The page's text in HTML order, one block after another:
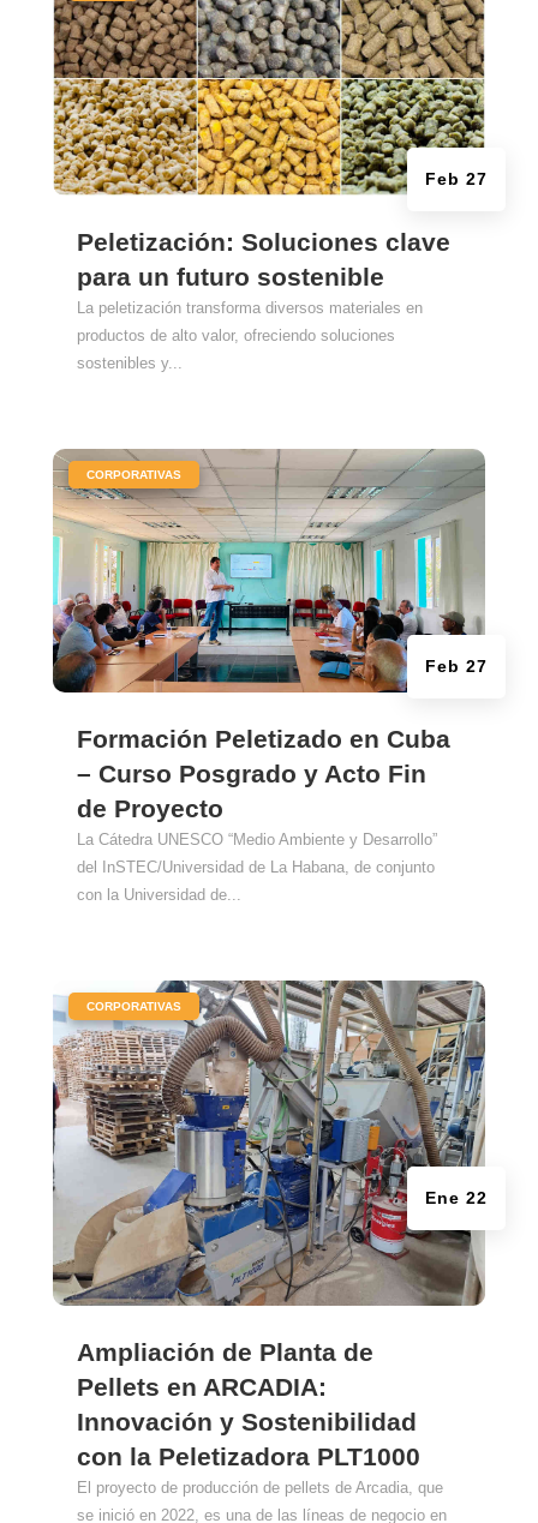
Peletización: Soluciones clave
para un futuro sostenible
Feb 27
La peletización transforma diversos materiales en
productos de alto valor, ofreciendo soluciones
sostenibles y...
Formación Peletizado en Cuba
– Curso Posgrado y Acto Fin
de Proyecto
Feb 27
CORPORATIVAS
La Cátedra UNESCO “Medio Ambiente y Desarrollo”
del InSTEC/Universidad de La Habana, de conjunto
con la Universidad de...
Ampliación de Planta de
Pellets en ARCADIA:
Innovación y Sostenibilidad
con la Peletizadora PLT1000
Ene 22
CORPORATIVAS
El proyecto de producción de pellets de Arcadia, que
se inició en 2022, es una de las líneas de negocio en